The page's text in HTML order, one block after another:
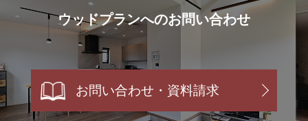
ウッドプランへのお問い合わせ
お問い合わせ・資料請求